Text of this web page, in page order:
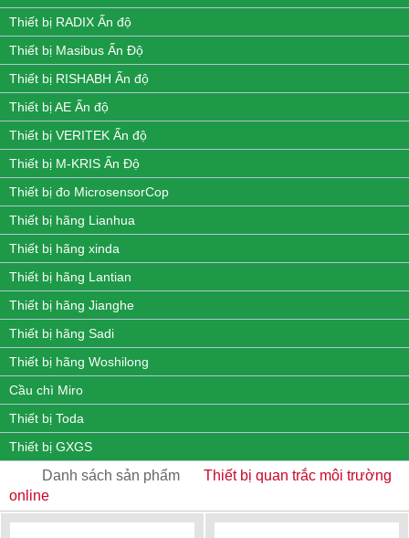
Thiết bị RADIX Ấn độ
Thiết bị Masibus Ấn Độ
Thiết bị RISHABH Ấn độ
Thiết bị AE Ấn độ
Thiết bị VERITEK Ấn độ
Thiết bị M-KRIS Ấn Độ
Thiết bị đo MicrosensorCop
Thiết bị hãng Lianhua
Thiết bị hãng xinda
Thiết bị hãng Lantian
Thiết bị hãng Jianghe
Thiết bị hãng Sadi
Thiết bị hãng Woshilong
Cầu chì Miro
Thiết bị Toda
Thiết bị GXGS
Danh sách sản phẩm
Thiết bị quan trắc môi trường
online